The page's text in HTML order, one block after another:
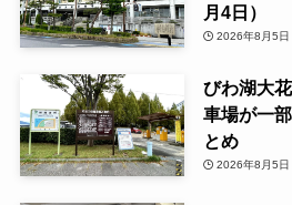
月4日）
2026年8月5日
びわ湖大
車場が一
とめ
2026年8月5日